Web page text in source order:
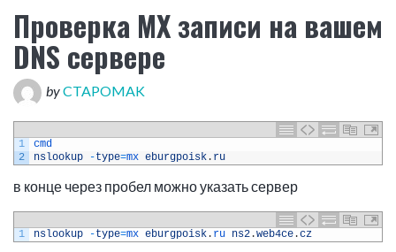
Проверка MX записи на вашем
DNS сервере
byCTAPOMAK
1
2
cmd
nslookup
-type=mx eburgpoisk . ru
в конце через пробел можно указать сервер
1 nslookup -type=mx eburgpoisk . ru ns2 .web4ce .cz